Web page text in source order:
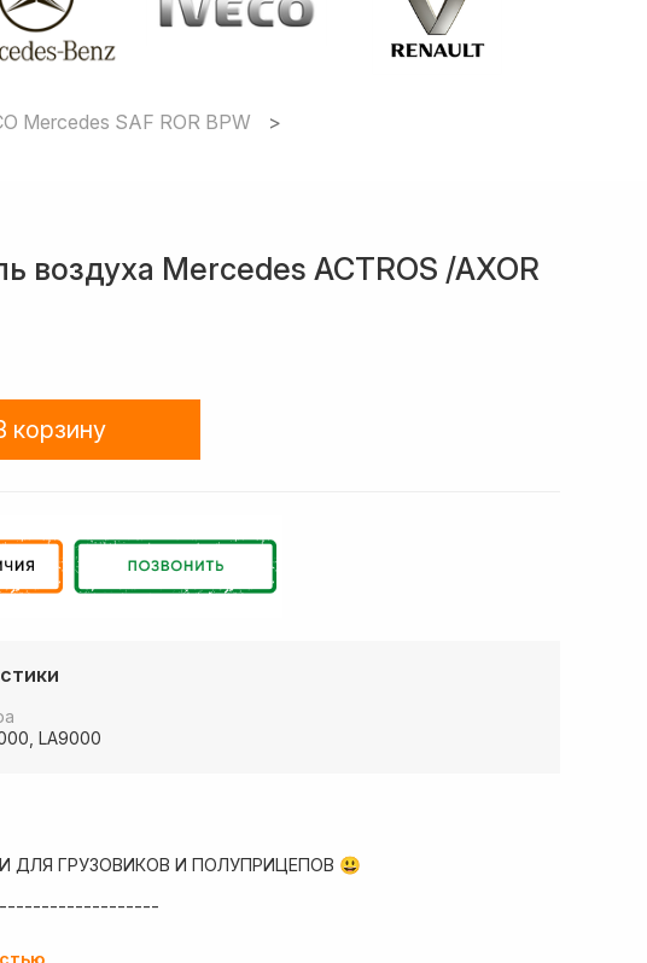
Mercedes SAF ROR BPW
воздуха Mercedes ACTROS /AXOR
корзину
ДЛЯ ГРУЗОВИКОВ И ПОЛУПРИЦЕПОВ 😃
LA9000